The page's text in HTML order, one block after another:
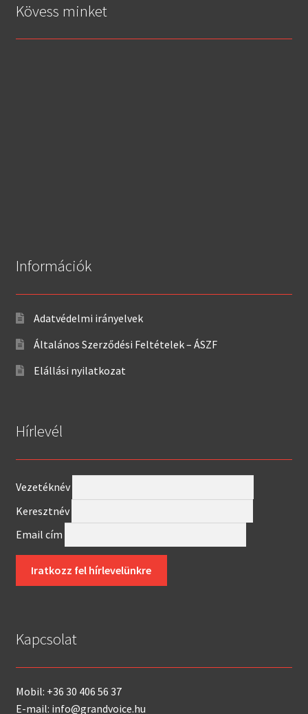
Kövess minket
Információk
Adatvédelmi irányelvek
Általános Szerződési Feltételek – ÁSZF
Elállási nyilatkozat
Hírlevél
Vezetéknév
Keresztnév
Email cím
Kapcsolat
Mobil: +36 30 406 56 37
E-mail: info@grandvoice.hu